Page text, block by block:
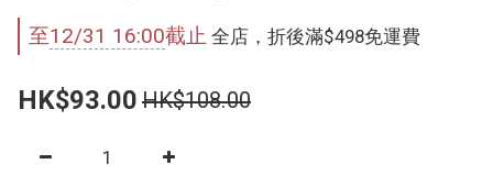
至12/31 16:00截止 全店，折後滿$498免運費
HK$93.00 HK$108.00